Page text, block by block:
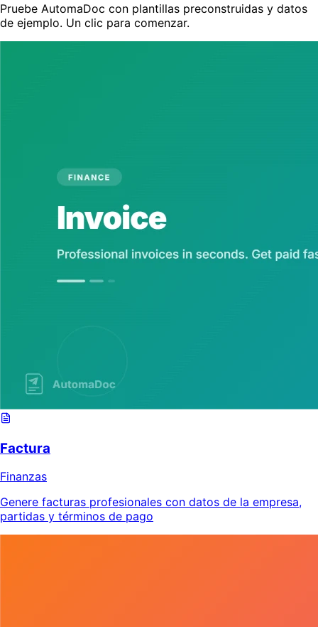
Pruebe AutomaDoc con plantillas preconstruidas y datos
de ejemplo. Un clic para comenzar.
Factura
Finanzas
Genere facturas profesionales con datos de la empresa,
partidas y términos de pago